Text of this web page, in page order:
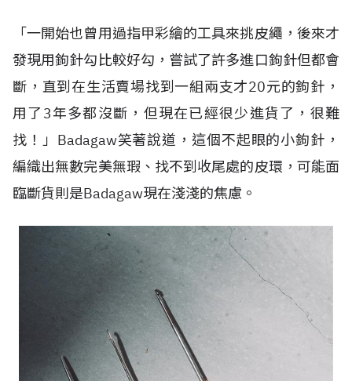
「一開始也曾用過指甲彩繪的工具來挑皮繩，後來才
發現用鉤針勾比較好勾，嘗試了許多進口鉤針但都會
斷，直到在生活賣場找到一組兩支才20元的鉤針，
用了3年多都沒斷，但現在已經很少進貨了，很難
找！」Badagaw笑著說道，這個不起眼的小鉤針，
編織出無數完美無瑕、找不到收尾處的皮環，可能面
臨斷貨則是Badagaw現在淺淺的焦慮。